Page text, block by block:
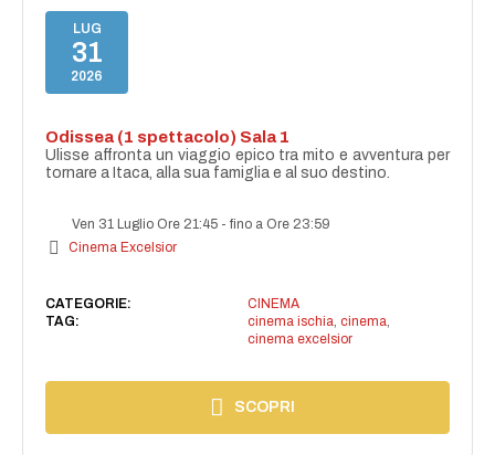
LUG
31
2026
Odissea (1 spettacolo) Sala 1
Ulisse affronta un viaggio epico tra mito e avventura per
tornare a Itaca, alla sua famiglia e al suo destino.
Ven 31 Luglio Ore 21:45 -fino a Ore 23:59
Cinema Excelsior
CATEGORIE:
CINEMA
TAG:
cinema ischia, cinema,
cinema excelsior
SCOPRI